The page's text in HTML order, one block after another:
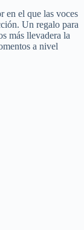
en el que las voces
Un regalo para
más llevadera la
a nivel